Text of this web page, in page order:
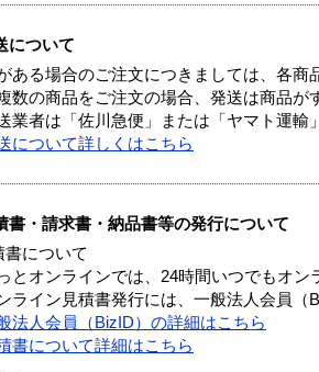
について
ある場合のご注文につきましては、各商
数の商品をご注文の場合、発送は商品が
業者は「佐川急便」または「ヤマト運輸
について詳しくはこちら
書・請求書・納品書等の発行について
書について
とオンラインでは、24時間いつでもオン
ライン見積書発行には、一般法人会員（
法人会員（BizID）の詳細はこちら
書について詳細はこちら